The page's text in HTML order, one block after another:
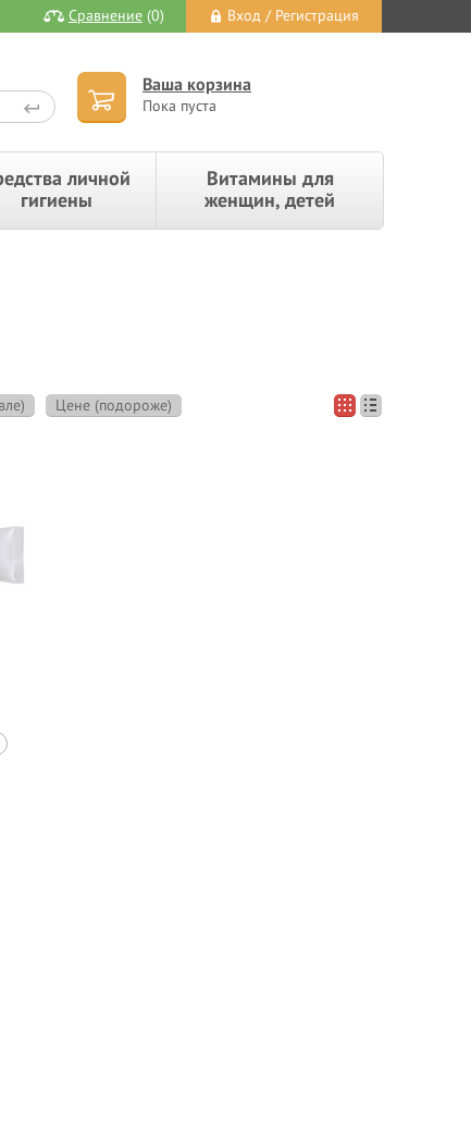
Сравнение (0) Вход / Регистрация
Ваша корзина
Пока пуста
личной
гигиены
Витамины для
женщин, детей
Цене (подороже)